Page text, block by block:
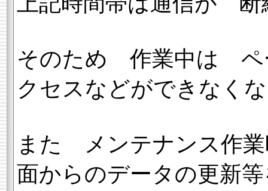
そのため 作業中は ペ
クセスなどができなく
また メンテナンス作業
面からのデータの更新